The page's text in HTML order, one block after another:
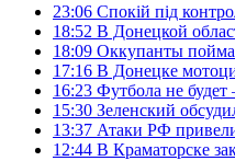
23:06 Спокій під
18:52 В Донецкой
18:09 Оккупанты
17:16 В Донецке
16:23 Футбола не будет
15:30 Зеленский
13:37 Атаки РФ
12:44 В Краматорске